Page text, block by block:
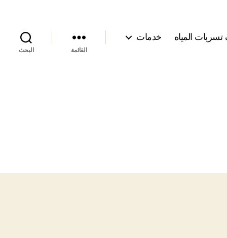
المياه خدمات
القائمة البحث